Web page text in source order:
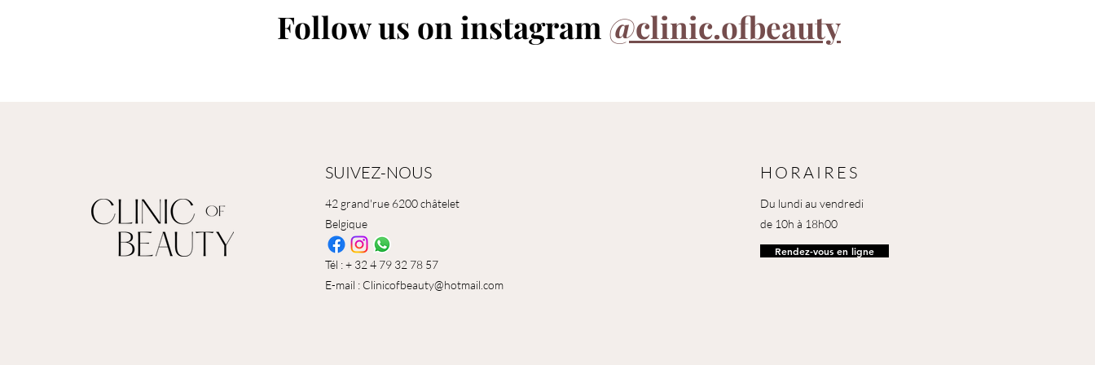
Follow us on instagram @clinic.ofbeauty
SUIVEZ-NOUS
42 grand'rue 6200 châtelet
Belgique
Tél : + 32 4 79 32 78 57
E-mail : Clinicofbeauty@hotmail.com
HORAIRES
Du lundi au vendredi
de 10h à 18h00
Rendez-vous en ligne